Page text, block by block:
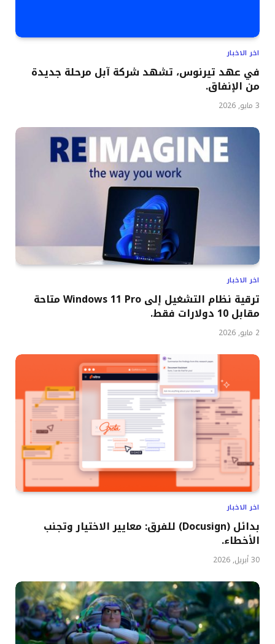
اخر الاخبار
في عهد تيرنوس، تشهد شركة آبل مرحلة جديدة
من الإنفاق.
3 مايو, 2026
اخر الاخبار
ترقية نظام التشغيل إلى Windows 11 Pro متاحة
مقابل 10 دولارات فقط.
2 مايو, 2026
اخر الاخبار
بدائل (Docusign) للفرق: معايير الاختيار وتجنب
الأخطاء.
30 أبريل, 2026